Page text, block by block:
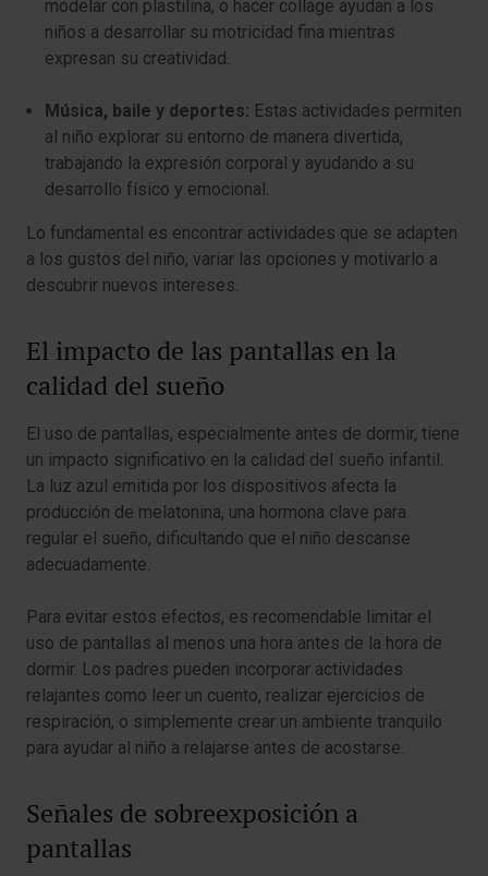
modelar con plastilina, o hacer collage ayudan a los
niños a desarrollar su motricidad fina mientras
expresan su creatividad.
Música, baile y deportes: Estas actividades permiten
al niño explorar su entorno de manera divertida,
trabajando la expresión corporal y ayudando a su
desarrollo físico y emocional.
Lo fundamental es encontrar actividades que se adapten
a los gustos del niño, variar las opciones y motivarlo a
descubrir nuevos intereses.
El impacto de las pantallas en la
calidad del sueño
El uso de pantallas, especialmente antes de dormir, tiene
un impacto significativo en la calidad del sueño infantil.
La luz azul emitida por los dispositivos afecta la
producción de melatonina, una hormona clave para
regular el sueño, dificultando que el niño descanse
adecuadamente.
Para evitar estos efectos, es recomendable limitar el
uso de pantallas al menos una hora antes de la hora de
dormir. Los padres pueden incorporar actividades
relajantes como leer un cuento, realizar ejercicios de
respiración, o simplemente crear un ambiente tranquilo
para ayudar al niño a relajarse antes de acostarse.
Señales de sobreexposición a
pantallas